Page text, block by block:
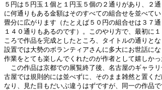
５円は５円玉１個と１円玉５個の２通りがあり、２
に何通りもある金額はそのすべての組合せを並べて
畳分に広がります（たとえば５０円の組合せは３７
１４０通りもあるのです）。このやり方で、最初に
ころで作品を完成としたところ、タイトルの通りと
設置では大勢のボランティアさんに多大にお世話に
作業をとても楽しんでくれたのが作者として嬉しかっ
この作品は京都での展覧終了後、名古屋のギャラ
古屋では規則的には並べずに、そのまま雑然と置く
なり、見た目もだいぶ違うはずですが、同一の作品で